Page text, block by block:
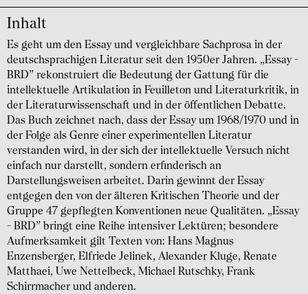
Inhalt
Es geht um den Essay und vergleichbare Sachprosa in der
deutschsprachigen Literatur seit den 1950er Jahren. „Essay -
BRD” rekonstruiert die Bedeutung der Gattung für die
intellektuelle Artikulation in Feuilleton und Literaturkritik, in
der Literaturwissenschaft und in der öffentlichen Debatte.
Das Buch zeichnet nach, dass der Essay um 1968/1970 und in
der Folge als Genre einer experimentellen Literatur
verstanden wird, in der sich der intellektuelle Versuch nicht
einfach nur darstellt, sondern erfinderisch an
Darstellungsweisen arbeitet. Darin gewinnt der Essay
entgegen den von der älteren Kritischen Theorie und der
Gruppe 47 gepflegten Konventionen neue Qualitäten. „Essay
- BRD” bringt eine Reihe intensiver Lektüren; besondere
Aufmerksamkeit gilt Texten von: Hans Magnus
Enzensberger, Elfriede Jelinek, Alexander Kluge, Renate
Matthaei, Uwe Nettelbeck, Michael Rutschky, Frank
Schirrmacher und anderen.